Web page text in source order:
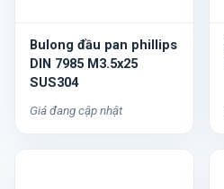
Bulong đầu pan phillips
DIN 7985 M3.5x25
SUS304
Giá đang cập nhật